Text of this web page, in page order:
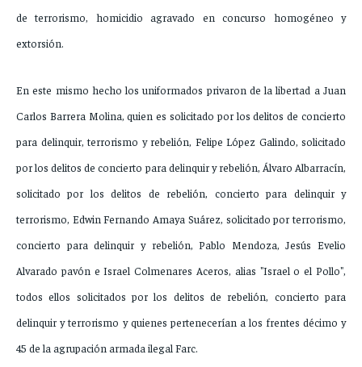
de terrorismo, homicidio agravado en concurso homogéneo y
extorsión.
En este mismo hecho los uniformados privaron de la libertad a Juan
Carlos Barrera Molina, quien es solicitado por los delitos de concierto
para delinquir, terrorismo y rebelión, Felipe López Galindo, solicitado
por los delitos de concierto para delinquir y rebelión, Álvaro Albarracín,
solicitado por los delitos de rebelión, concierto para delinquir y
terrorismo, Edwin Fernando Amaya Suárez, solicitado por terrorismo,
concierto para delinquir y rebelión, Pablo Mendoza, Jesús Evelio
Alvarado pavón e Israel Colmenares Aceros, alias "Israel o el Pollo",
todos ellos solicitados por los delitos de rebelión, concierto para
delinquir y terrorismo y quienes pertenecerían a los frentes décimo y
45 de la agrupación armada ilegal Farc.